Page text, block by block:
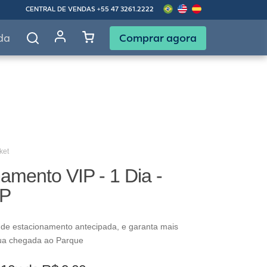
CENTRAL DE VENDAS +55 47 3261.2222
Comprar agora
VIP - 1 Dia -
estacionamento antecipada, e garanta mais
chegada ao Parque